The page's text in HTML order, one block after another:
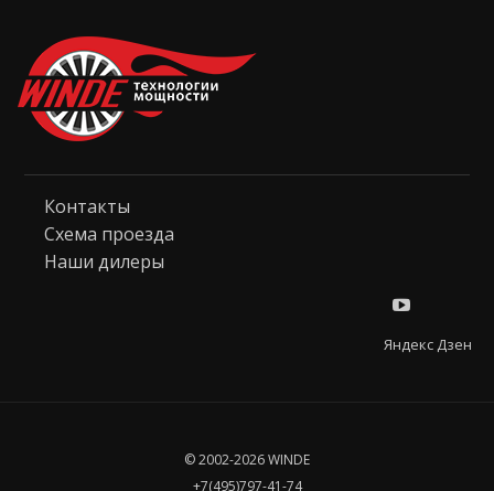
Контакты
Схема проезда
Наши дилеры
Яндекс Дзен
© 2002-2026 WINDE
+7(495)797-41-74